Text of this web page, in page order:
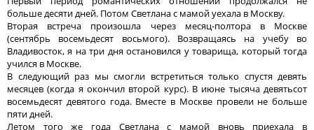
больше десяти дней. Потом Светлана с мамой уехала в Москву.
Вторая встреча произошла через месяц-полтора в Москве
(сентябрь восемьдесят восьмого). Возвращаясь на учебу во
Владивосток, я на три дня остановился у товарища, который тогда
учился в Москве.
В следующий раз мы смогли встретиться только спустя девять
месяцев (когда я окончил второй курс). В июне тысяча девятьсот
восемьдесят девятого года. Вместе в Москве провели не больше
пяти дней.
Летом того же года Светлана с мамой вновь приехала в